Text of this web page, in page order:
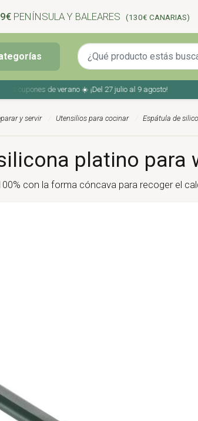
PENÍNSULA Y BALEARES (130€ CANARIAS)
cupones de verano ☀️ ¡Del 27 julio al 9 agosto!
y servir Utensilios para cocinar Espátula de
platino para
con la forma cóncava para recoger el